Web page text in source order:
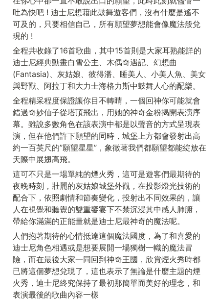
吐為快吧 ! 迪士尼想藉此鼓舞遊客們，沒有什麼是遙不
可及的，只要相信自己，所有願望夢想能會像魔法般兌
現的 !
全程共收錄了16首歌曲，其中15首則是大家耳熟能詳的
迪士尼經典動畫白雪公主、木偶奇遇記、幻想曲
(Fantasia)、灰姑娘、彼得潘、睡美人、小美人魚、美女
與野獸、阿拉丁和大力士海格力斯中鼓舞人心的配樂。
全程精采程度保證讓你目不轉睛，一個回神你可能就會
錯過奇妙仙子從塔頂飛出，用她的神奇金粉揭開表演序
幕。雖說多數角色在該表演中都是以聲音的方式呈現表
演，但在他們許下願望的同時，城堡上方都會發射出高
約一百英尺的”願望星星”，象徵著我們都願望都能綻放在
天際中展翅高飛。
這可不只是一場單純的煙火秀，這可是遊客們最期待的
夜晚時刻，壯麗的灰姑娘城堡外觀，在投影燈光技術的
配合下，依照劇情和節奏變化，投射出不同效果的，讓
人在視覺和聽覺的雙重饗宴下不禁沉浸其中感人肺腑，
帶給你滿滿的正能量就是迪士尼最神奇的魔法呢。
人們抱著期待的心情抵達這個魔法國度，為了和喜愛的
迪士尼角色相遇或是想要展開一場獨樹一幟的魔法冒
險，而在最後大家一同回到神奇王國，欣賞煙火秀時都
已將這個夢想兌現了，這也表示了無論是什麼主題的煙
火秀，迪士尼終究保持了最初那簡單而美好的理念，和
表演最後的歌曲內容一樣